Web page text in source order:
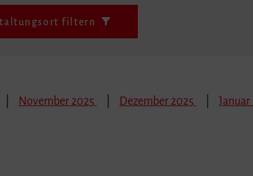
filtern
November 2025 Dezember 2025 Januar